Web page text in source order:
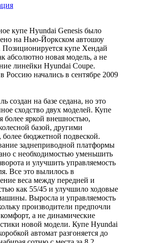
купе Hyundai Genesis было
на Нью-Йоркском автошоу
Позиционируется купе Хендай
абсолютно новая модель, а не
линейки Hyundai Coupe.
Россию начались в сентябре 2009
создан на базе седана, но это
сходство двух моделей. Купе
более яркой внешностью,
базой, другими
более бюджетной подвеской.
заднеприводной платформы
с необходимостью уменьшить
и улучшить управляемость
Все это вылилось в
веса между передней и
как 55/45 и улучшило ходовые
Выросла и управляемость
производители предпочли
а не динамические
новой модели. Купе Hyundai
автомат разгоняется до